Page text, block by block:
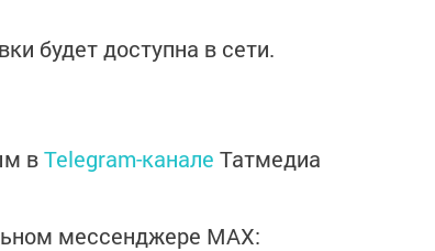
будет доступна в сети.
вTelegram-канале Татмедиа
мессенджере MАХ: